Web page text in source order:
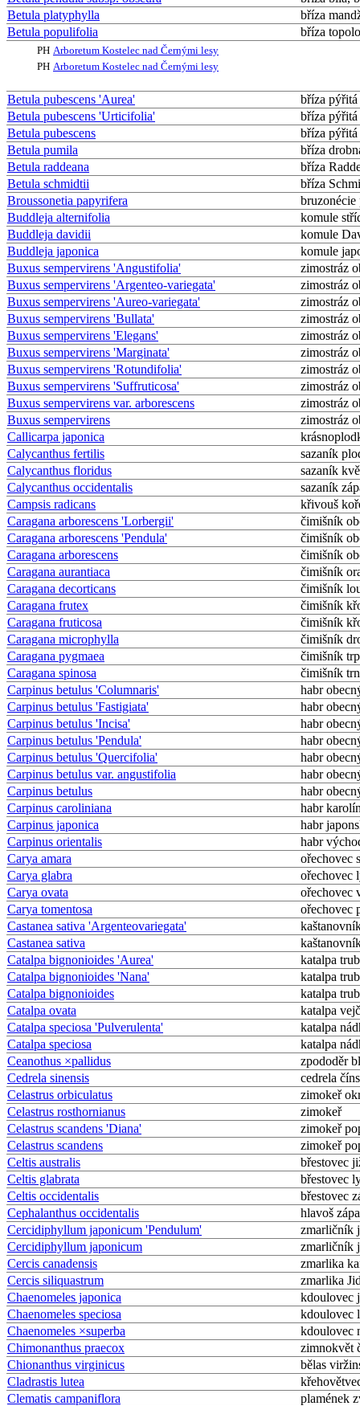
Betula platyphylla
bříza
Betula populifolia
bříza
PH Arboretum Kostelec nad Černými lesy
PH Arboretum Kostelec nad Černými lesy
Betula pubescens 'Aurea'
bříza pýřitá
Betula pubescens 'Urticifolia'
bříza pýřitá
Betula pubescens
bříza pýřitá
Betula pumila
bříza
Betula raddeana
bříza
Betula schmidtii
bříza
Broussonetia papyrifera
bruzonécie
Buddleja alternifolia
komule
Buddleja davidii
komule
Buddleja japonica
komule
Buxus sempervirens 'Angustifolia'
zimostráz
Buxus sempervirens 'Argenteo-variegata'
zimostráz
Buxus sempervirens 'Aureo-variegata'
zimostráz
Buxus sempervirens 'Bullata'
zimostráz
Buxus sempervirens 'Elegans'
zimostráz
Buxus sempervirens 'Marginata'
zimostráz
Buxus sempervirens 'Rotundifolia'
zimostráz
Buxus sempervirens 'Suffruticosa'
zimostráz
Buxus sempervirens var. arborescens
zimostráz
Buxus sempervirens
zimostráz
Callicarpa japonica
Calycanthus fertilis
sazaník
Calycanthus floridus
sazaník
Calycanthus occidentalis
sazaník
Campsis radicans
křivouš
Caragana arborescens 'Lorbergii'
čimišník
Caragana arborescens 'Pendula'
čimišník
Caragana arborescens
čimišník
Caragana aurantiaca
čimišník
Caragana decorticans
čimišník
Caragana frutex
čimišník
Caragana fruticosa
čimišník
Caragana microphylla
čimišník
Caragana pygmaea
čimišník
Caragana spinosa
čimišník
Carpinus betulus 'Columnaris'
habr
Carpinus betulus 'Fastigiata'
habr
Carpinus betulus 'Incisa'
habr
Carpinus betulus 'Pendula'
habr
Carpinus betulus 'Quercifolia'
habr
Carpinus betulus var. angustifolia
habr
Carpinus betulus
habr
Carpinus caroliniana
habr
Carpinus japonica
habr
Carpinus orientalis
habr
Carya amara
ořechovec
Carya glabra
ořechovec
Carya ovata
ořechovec
Carya tomentosa
ořechovec
Castanea sativa 'Argenteovariegata'
Castanea sativa
Catalpa bignonioides 'Aurea'
katalpa
Catalpa bignonioides 'Nana'
katalpa
Catalpa bignonioides
katalpa
Catalpa ovata
katalpa
Catalpa speciosa 'Pulverulenta'
katalpa
Catalpa speciosa
katalpa
Ceanothus ×pallidus
zpododěr
Cedrela sinensis
cedrela
Celastrus orbiculatus
zimokeř
Celastrus rosthornianus
zimokeř
Celastrus scandens 'Diana'
zimokeř
Celastrus scandens
zimokeř
Celtis australis
břestovec
Celtis glabrata
břestovec
Celtis occidentalis
břestovec
Cephalanthus occidentalis
hlavoš
Cercidiphyllum japonicum 'Pendulum'
zmarličník
Cercidiphyllum japonicum
zmarličník
Cercis canadensis
zmarlika
Cercis siliquastrum
zmarlika
Chaenomeles japonica
kdoulovec
Chaenomeles speciosa
kdoulovec
Chaenomeles ×superba
kdoulovec
Chimonanthus praecox
zimnokvět
Chionanthus virginicus
bělas
Cladrastis lutea
Clematis campaniflora
plamének